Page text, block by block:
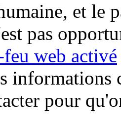
et le
pas
feu web activé
informations
pour